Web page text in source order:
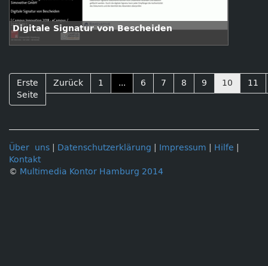
Digitale Signatur von Bescheiden
Erste
Seite
Zurück 1 ... 6 7 8 9 10 11
Über uns Datenschutzerklärung Impressum Hilfe
Kontakt
© Multimedia Kontor Hamburg 2014